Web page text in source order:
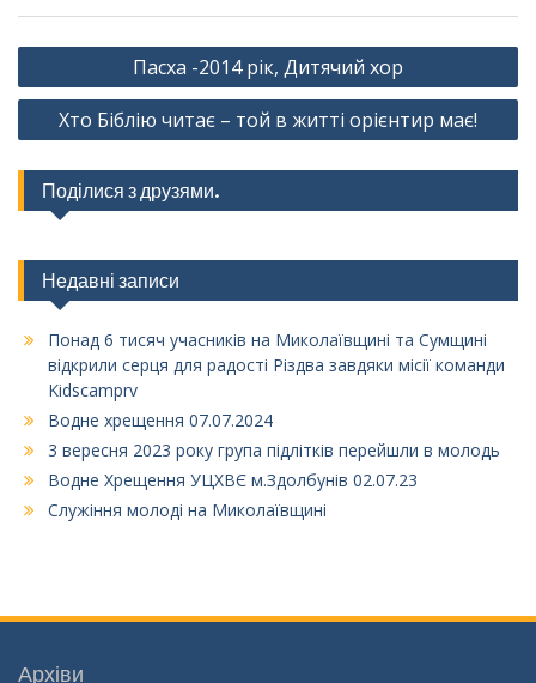
Навігація
записів
Пасха -2014 рік, Дитячий хор
Хто Біблію читає – той в житті орієнтир має!
Поділися з друзями.
Недавні записи
Понад 6 тисяч учасників на Миколаївщині та Сумщині
відкрили серця для радості Різдва завдяки місії команди
Kidscamprv
Водне хрещення 07.07.2024
3 вересня 2023 року група підлітків перейшли в молодь
Водне Хрещення УЦХВЄ м.Здолбунів 02.07.23
Служіння молоді на Миколаївщині
Архіви